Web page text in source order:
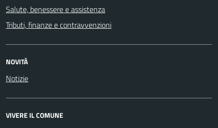
Salute, benessere e assistenza
Tributi, finanze e contravvenzioni
NOVITÀ
Notizie
VIVERE IL COMUNE